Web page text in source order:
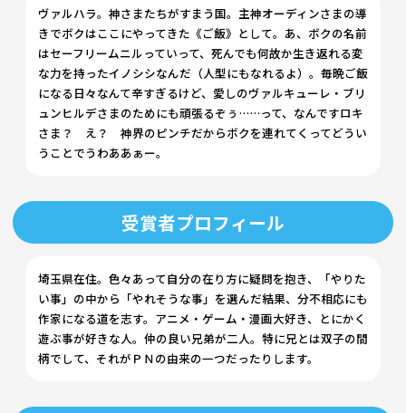
ヴァルハラ。神さまたちがすまう国。主神オーディンさまの導
きでボクはここにやってきた――《ご飯》として。あ、ボクの名前
はセーフリームニルっていって、死んでも何故か生き返れる変
な力を持ったイノシシなんだ（人型にもなれるよ）。毎晩ご飯
になる日々なんて辛すぎるけど、愛しのヴァルキューレ・ブリ
ュンヒルデさまのためにも頑張るぞぅ……って、なんですロキ
さま？ え？ 神界のピンチだからボクを連れてくってどうい
うことでうわああぁー。
受賞者プロフィール
埼玉県在住。色々あって自分の在り方に疑問を抱き、「やりた
い事」の中から「やれそうな事」を選んだ結果、分不相応にも
作家になる道を志す。アニメ・ゲーム・漫画大好き、とにかく
遊ぶ事が好きな人。仲の良い兄弟が二人。特に兄とは双子の間
柄でして、それがＰＮの由来の一つだったりします。